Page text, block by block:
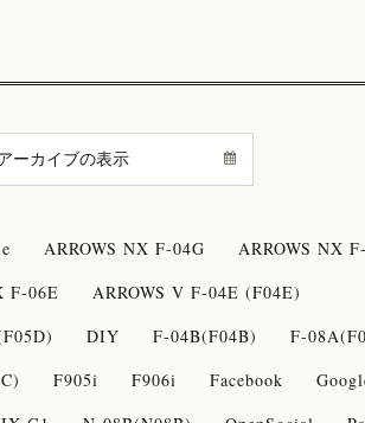
ARROWS NX F-04G
ARROWS NX
F-06E
ARROWS V F-04E (F04E)
DIY F-04B(F04B)
F-
F905i F906i Facebook